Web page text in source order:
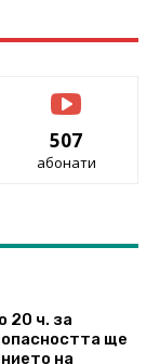
507
абонати
20 ч. за
ще
на